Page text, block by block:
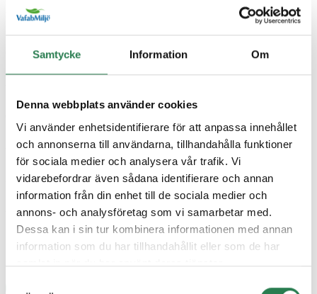
Samtycke Information Om
Denna webbplats använder cookies
Vi använder enhetsidentifierare för att anpassa innehållet
och annonserna till användarna, tillhandahålla funktioner
för sociala medier och analysera vår trafik. Vi
vidarebefordrar även sådana identifierare och annan
information från din enhet till de sociala medier och
annons- och analysföretag som vi samarbetar med.
Dessa kan i sin tur kombinera informationen med annan
information som du har tillhandahållit eller som de har
samlat in när du har använt deras tjänster.
Arbetsmaterial till podden
Ordlista
Skrivuppgift om minimering
Länktips